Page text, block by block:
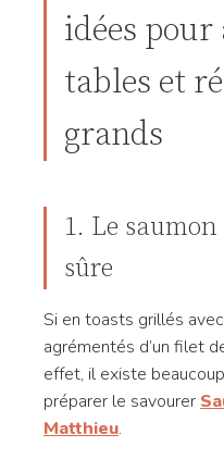
idées
tables et
grands
1. Le
sûre
Si en toasts grillés
agrémentés d’un filet
effet, il existe
préparer le savourer
Matthieu.